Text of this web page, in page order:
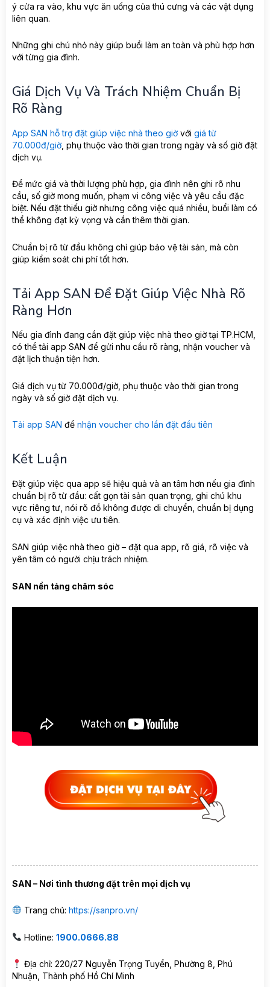
ý cửa ra vào, khu vực ăn uống của thú cưng và các vật dụng
liên quan.
Những ghi chú nhỏ này giúp buổi làm an toàn và phù hợp hơn
với từng gia đình.
Giá Dịch Vụ Và Trách Nhiệm Chuẩn Bị
Rõ Ràng
App SAN hỗ trợ đặt giúp việc nhà theo giờ với giá từ
70.000đ/giờ , phụ thuộc vào thời gian trong ngày và số giờ đặt
dịch vụ.
Để mức giá và thời lượng phù hợp, gia đình nên ghi rõ nhu
cầu, số giờ mong muốn, phạm vi công việc và yêu cầu đặc
biệt. Nếu đặt thiếu giờ nhưng công việc quá nhiều, buổi làm có
thể không đạt kỳ vọng và cần thêm thời gian.
Chuẩn bị rõ từ đầu không chỉ giúp bảo vệ tài sản, mà còn
giúp kiểm soát chi phí tốt hơn.
Tải App SAN Để Đặt Giúp Việc Nhà Rõ
Ràng Hơn
Nếu gia đình đang cần đặt giúp việc nhà theo giờ tại TP.HCM,
có thể tải app SAN để gửi nhu cầu rõ ràng, nhận voucher và
đặt lịch thuận tiện hơn.
Giá dịch vụ từ 70.000đ/giờ, phụ thuộc vào thời gian trong
ngày và số giờ đặt dịch vụ.
Tải app SAN để nhận voucher cho lần đặt đầu tiên
Kết Luận
Đặt giúp việc qua app sẽ hiệu quả và an tâm hơn nếu gia đình
chuẩn bị rõ từ đầu: cất gọn tài sản quan trọng, ghi chú khu
vực riêng tư, nói rõ đồ không được di chuyển, chuẩn bị dụng
cụ và xác định việc ưu tiên.
SAN giúp việc nhà theo giờ – đặt qua app, rõ giá, rõ việc và
yên tâm có người chịu trách nhiệm.
SAN nền tảng chăm sóc
SAN – Nơi tình thương đặt trên mọi dịch vụ
Trang chủ: https://sanpro.vn/
Hotline: 1900.0666.88
Địa chỉ: 220/27 Nguyễn Trọng Tuyển, Phường 8, Phú
Nhuận, Thành phố Hồ Chí Minh